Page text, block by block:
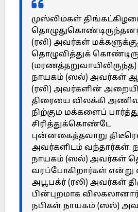
முஸ்லிம்கள்
(ரலி) அவர்கள்
தொழுவித்துக்
நாயகம் (ஸல்) அவர்கள்
(ரலி) அவர்களின்
திரையை விலக்கி
நிற்கும் மக்களைப்
சிரித்துக்கொண்டே
புன்னகைத்தவாறு
அவர்களிடம் வந்தார்கள்.
நாயகம் (ஸல்) அவர்கள்
வரப்போகிறார்கள்
அபூபக்ர் (ரலி) அவர்கள்
பின்புறமாக
நபிகள் நாயகம் (ஸல்)